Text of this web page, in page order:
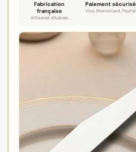
Fabrication
française
Artisanat d'Aubrac
Paiement sécurisé
Visa, Mastercard, PayPal